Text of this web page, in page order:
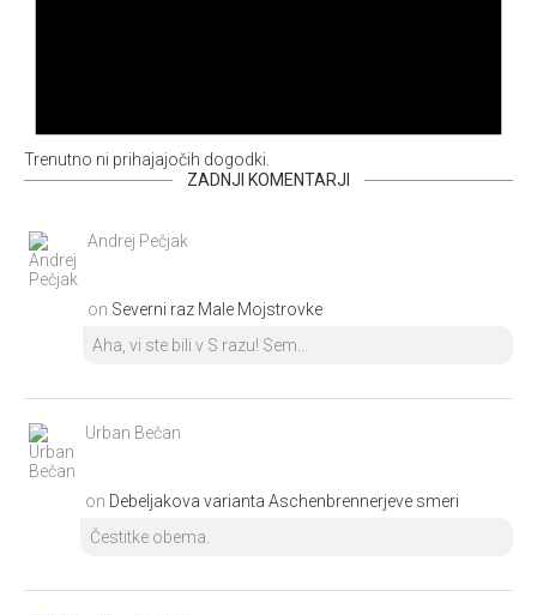
Trenutno ni prihajajočih dogodki.
ZADNJI KOMENTARJI
Andrej Pečjak
on Severni raz Male Mojstrovke
Aha, vi ste bili v S razu! Sem...
Urban Bečan
on Debeljakova varianta Aschenbrennerjeve smeri
Čestitke obema.